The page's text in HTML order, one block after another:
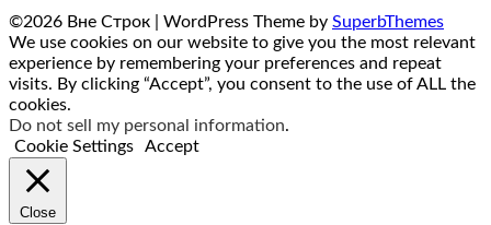
©2026 Вне Строк | WordPress Theme by SuperbThemes
We use cookies on our website to give you the most relevant
experience by remembering your preferences and repeat
visits. By clicking “Accept”, you consent to the use of ALL the
cookies.
Do not sell my personal information.
Cookie Settings
Accept
Close